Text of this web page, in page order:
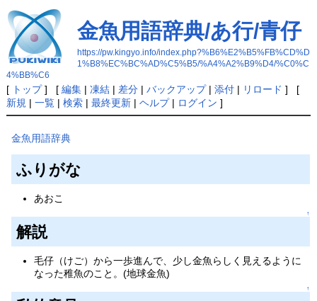
金魚用語辞典/あ行/青仔
https://pw.kingyo.info/index.php?%B6%E2%B5%FB%CD%D
1%B8%EC%BC%AD%C5%B5/%A4%A2%B9%D4/%C0%C
4%BB%C6
[ トップ] [ 編集| 凍結| 差分| バックアップ| 添付| リロード ] [
新規 | 一覧| 検索| 最終更新| ヘルプ| ログイン ]
金魚用語辞典
ふりがな
あおこ
↑
解説
毛仔（けご）から一歩進んで、少し金魚らしく見えるように
なった稚魚のこと。(地球金魚)
↑